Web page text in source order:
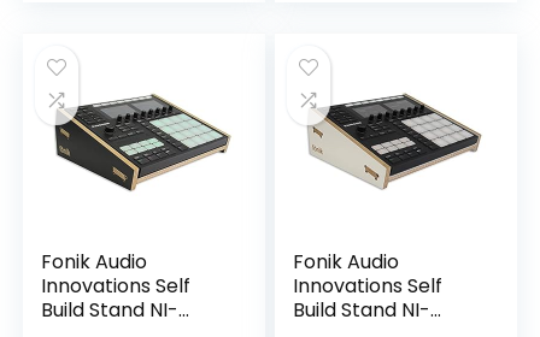
Fonik Audio
Innovations Self
Build Stand NI-
Fonik Audio
Innovations Self
Build Stand NI-